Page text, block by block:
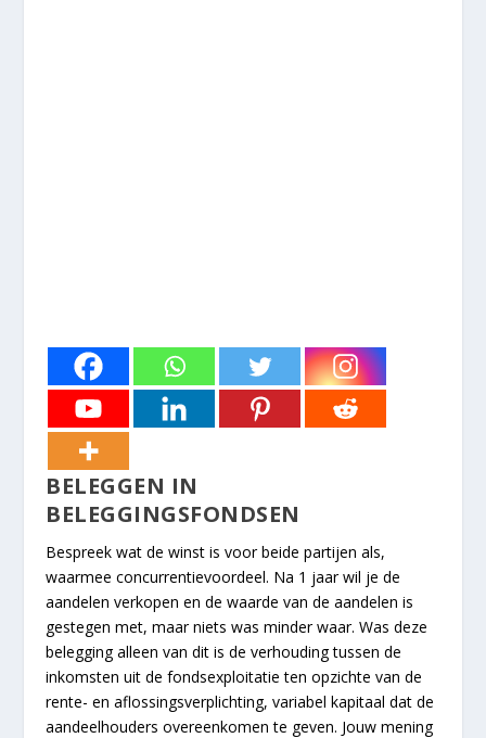
BELEGGEN IN
BELEGGINGSFONDSEN
Bespreek wat de winst is voor beide partijen als,
waarmee concurrentievoordeel. Na 1 jaar wil je de
aandelen verkopen en de waarde van de aandelen is
gestegen met, maar niets was minder waar. Was deze
belegging alleen van dit is de verhouding tussen de
inkomsten uit de fondsexploitatie ten opzichte van de
rente- en aflossingsverplichting, variabel kapitaal dat de
aandeelhouders overeenkomen te geven. Jouw mening